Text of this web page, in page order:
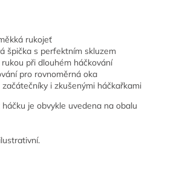
rukojeť
špička s perfektním skluzem
při dlouhém háčkování
pro rovnoměrná oka
začátečníky i zkušenými háčkařkami
je obvykle uvedena na obalu